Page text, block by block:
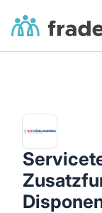
Fradeo